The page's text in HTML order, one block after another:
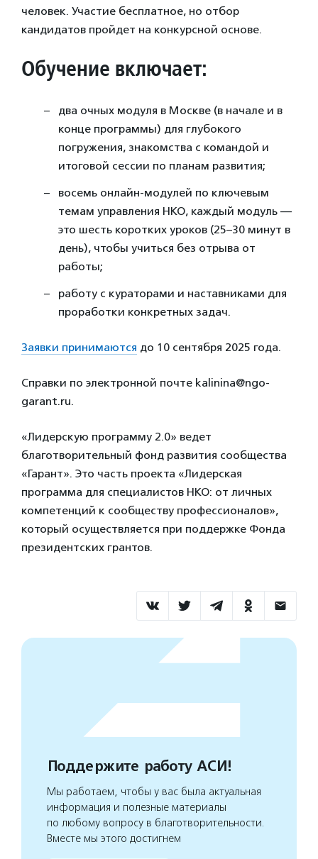
человек. Участие бесплатное, но отбор
кандидатов пройдет на конкурсной основе.
Обучение включает:
два очных модуля в Москве (в начале и в
конце программы) для глубокого
погружения, знакомства с командой и
итоговой сессии по планам развития;
восемь онлайн-модулей по ключевым
темам управления НКО, каждый модуль —
это шесть коротких уроков (25–30 минут в
день), чтобы учиться без отрыва от
работы;
работу с кураторами и наставниками для
проработки конкретных задач.
Заявки принимаются до 10 сентября 2025 года.
Справки по электронной почте kalinina@ngo-
garant.ru.
«Лидерскую программу 2.0» ведет
благотворительный фонд развития сообщества
«Гарант». Это часть проекта «Лидерская
программа для специалистов НКО: от личных
компетенций к сообществу профессионалов»,
который осуществляется при поддержке Фонда
президентских грантов.
Поддержите работу АСИ!
Мы работаем, чтобы у вас была актуальная
информация и полезные материалы
по любому вопросу в благотворительности.
Вместе мы этого достигнем